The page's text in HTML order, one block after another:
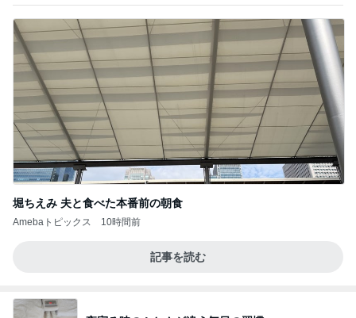
堀ちえみ 夫と食べた本番前の朝食
Amebaトピックス 10時間前
記事を読む